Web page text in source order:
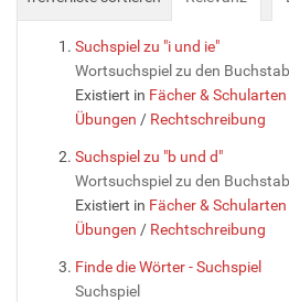
Suchspiel zu "i und ie"
Wortsuchspiel zu den
Existiert in Fächer & Schularten
Übungen / Rechtschreibung
Suchspiel zu "b und d"
Wortsuchspiel zu den
Existiert in Fächer & Schularten
Übungen / Rechtschreibung
Finde die Wörter - Suchspiel
Suchspiel